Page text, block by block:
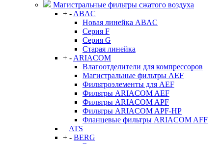
Магистральные фильтры сжатого воздуха
+ - ABAC
Новая линейка ABAC
Серия F
Серия G
Старая линейка
+ - ARIACOM
Влагоотделители для компрессоров
Магистральные фильтры AEF
Фильтроэлементы для AEF
Фильтры ARIACOM AEF
Фильтры ARIACOM APF
Фильтры ARIACOM APF-HP
Фланцевые фильтры ARIACOM AFF
ATS
+ - BERG